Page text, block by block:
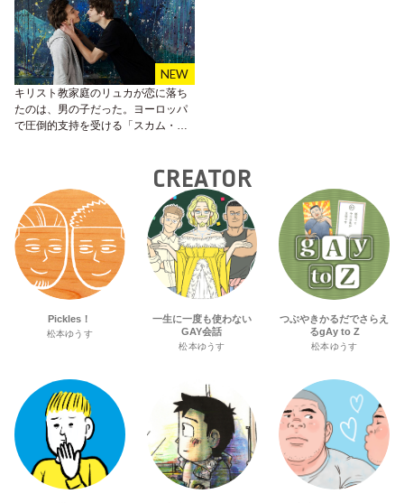
キリスト教家庭のリュカが恋に落ち
たのは、男の子だった。ヨーロッパ
で圧倒的支持を受ける「スカム・フ
CREATOR
Pickles！
松本ゆうす
一生に一度も使わない
GAY会話
松本ゆうす
つぶやきかるだでさらえ
るgAy to Z
松本ゆうす